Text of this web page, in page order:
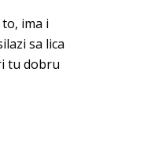
ima i
sa lica
tu dobru